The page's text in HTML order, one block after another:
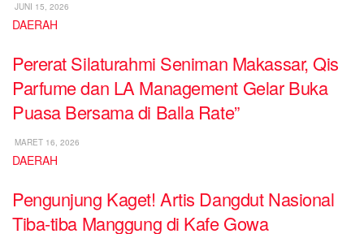
JUNI 15, 2026
DAERAH
Pererat Silaturahmi Seniman Makassar, Qis
Parfume dan LA Management Gelar Buka
Puasa Bersama di Balla Rate”
MARET 16, 2026
DAERAH
Pengunjung Kaget! Artis Dangdut Nasional
Tiba-tiba Manggung di Kafe Gowa